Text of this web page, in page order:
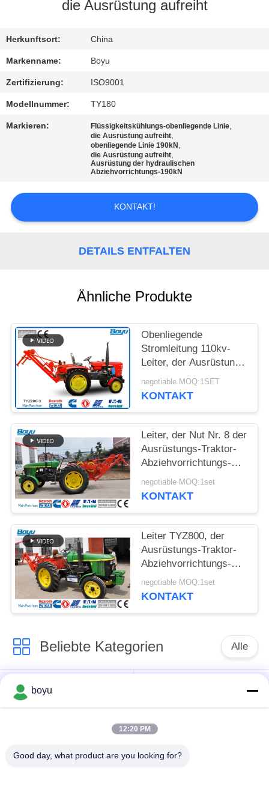
SIE
MIT
UNS
IN
VERBINDUNG
NACHRICHTEN
FORDERN
SIE EIN
POLICY
die Ausrüstung aufreiht
Herkunftsort: China
Markenname: Boyu
Zertifizierung: ISO9001
Modellnummer: TY180
Markieren: Flüssigkeitskühlungs-obenliegende Linie,
die Ausrüstung aufreiht,
obenliegende Linie 190kN ,
die Ausrüstung aufreiht,
Ausrüstung der hydraulischen
Abziehvorrichtungs-190kN
KONTAKT!
DETAILS ENTFALTEN
Ähnliche Produkte
Obenliegende
Stromleitung 110kv-
Leiter, der Ausrüstung
OPGW ADSS, Kabel-
Traktor-
negotiable MOQ:1SET
KONTAKT
Leiter, der Nut Nr. 8 der
Ausrüstungs-Traktor-
Abziehvorrichtungs-
TYZ800 aufreiht
negotiable MOQ:1set
KONTAKT
Leiter TYZ800, der
Ausrüstungs-Traktor-
Abziehvorrichtungs-
Abziehvorrichtungs-
Rad-Durchmesser
negotiable MOQ:1set
KONTAKT
Beliebte Kategorien Alle
Übertragungsleitung,
die Ausrüstung
Spannung, die
Gegendrehdrahtseil
boyu
12:20 PM
Good day, what product are you looking for?